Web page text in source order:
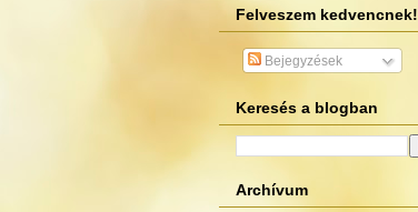
Felveszem kedvencnek!
Bejegyzések
Keresés a blogban
Archívum